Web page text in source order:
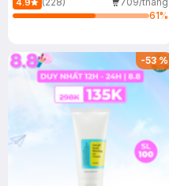
4.9
61%
-53%